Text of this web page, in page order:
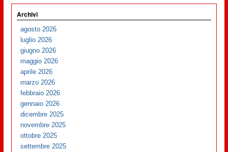
Archivi
agosto 2026
luglio 2026
giugno 2026
maggio 2026
aprile 2026
marzo 2026
febbraio 2026
gennaio 2026
dicembre 2025
novembre 2025
ottobre 2025
settembre 2025